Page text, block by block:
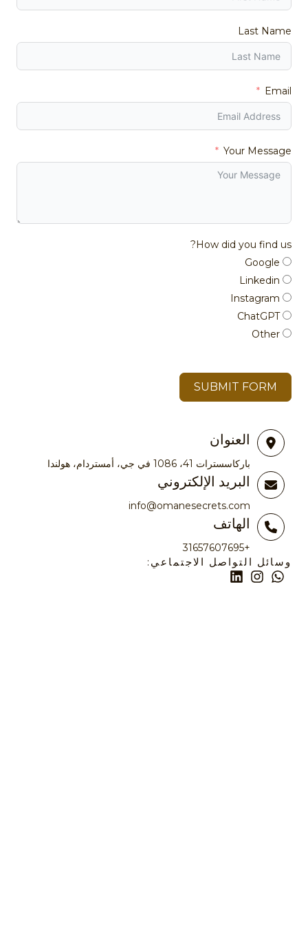
Last Name
Email
Your Message
How did you find us?
Google
Linkedin
Instagram
ChatGPT
Other
SUBMIT FORM
العنوان
باركاسسترات 41، 1086 في جي، أمستردام، هولندا
البريد الإلكتروني
info@omanesecrets.com
الهاتف
+31657607695
وسائل التواصل الاجتماعي: